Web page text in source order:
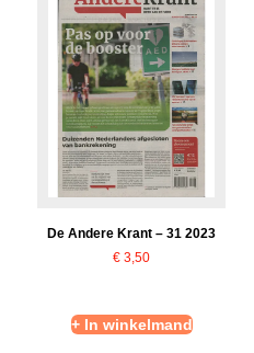
De Andere Krant – 31 2023
€ 3,50
+ In winkelmand